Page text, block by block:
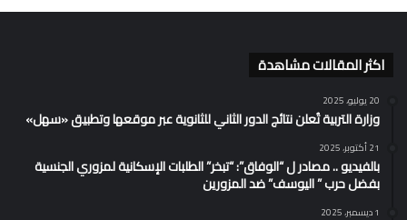
اكثر المقالات مشاهدة
20 يوليو، 2025
وزارة التربية تُعلن نتائج الدور الثاني للثانوية عبر موقعها وتطبيق «سهل»
21 أكتوبر، 2025
بالفيديو .. مصادر ل “الوفاق”: “تبخر” الطلبات الإسكانية لمزوري الجنسية
بفضل حرب ” اليوسف” ضد المزورين
1 ديسمبر، 2025